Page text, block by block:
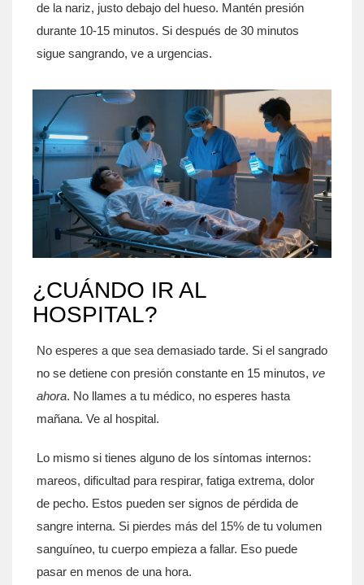
de la nariz, justo debajo del hueso. Mantén presión
durante 10-15 minutos. Si después de 30 minutos
sigue sangrando, ve a urgencias.
¿CUÁNDO IR AL
HOSPITAL?
No esperes a que sea demasiado tarde. Si el sangrado
no se detiene con presión constante en 15 minutos, ve
ahora. No llames a tu médico, no esperes hasta
mañana. Ve al hospital.
Lo mismo si tienes alguno de los síntomas internos:
mareos, dificultad para respirar, fatiga extrema, dolor
de pecho. Estos pueden ser signos de pérdida de
sangre interna. Si pierdes más del 15% de tu volumen
sanguíneo, tu cuerpo empieza a fallar. Eso puede
pasar en menos de una hora.